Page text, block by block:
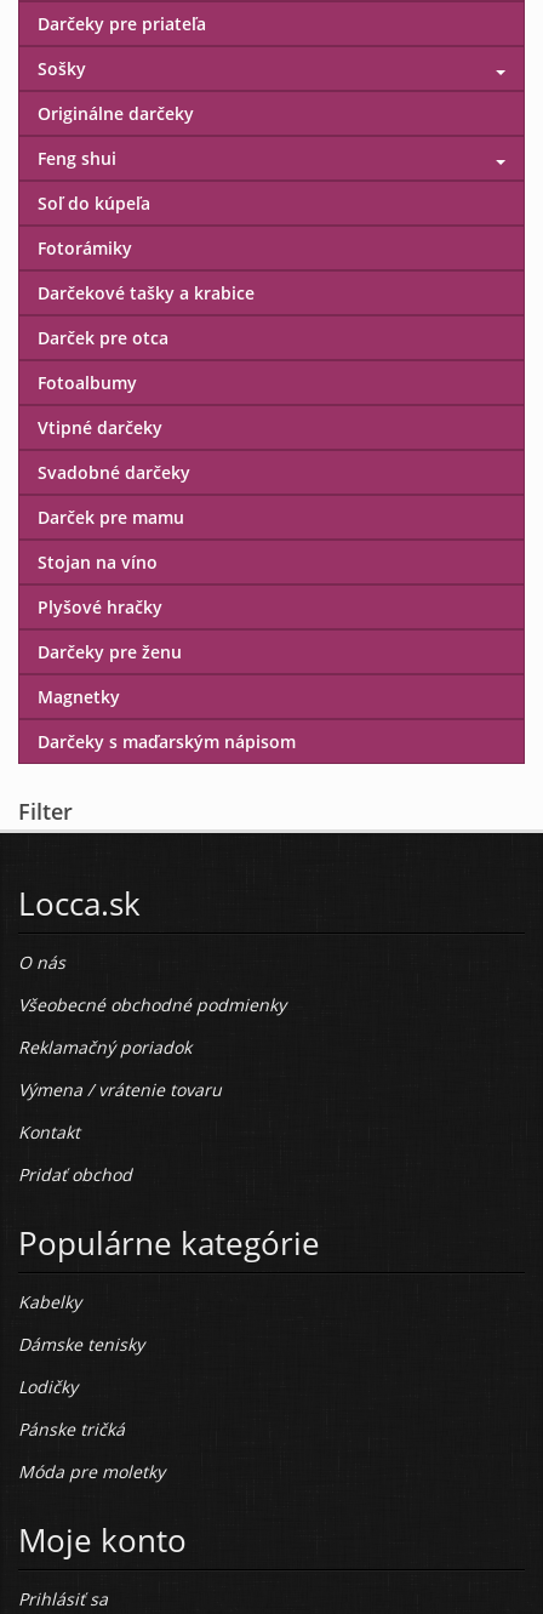
Darčeky pre priateľa
Sošky
Originálne darčeky
Feng shui
Soľ do kúpeľa
Fotorámiky
Darčekové tašky a krabice
Darček pre otca
Fotoalbumy
Vtipné darčeky
Svadobné darčeky
Darček pre mamu
Stojan na víno
Plyšové hračky
Darčeky pre ženu
Magnetky
Darčeky s maďarským nápisom
Filter
Locca.sk
O nás
Všeobecné obchodné podmienky
Reklamačný poriadok
Výmena / vrátenie tovaru
Kontakt
Pridať obchod
Populárne kategórie
Kabelky
Dámske tenisky
Lodičky
Pánske tričká
Móda pre moletky
Moje konto
Prihlásiť sa